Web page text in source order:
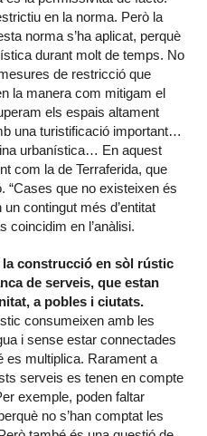
en la norma. Però la
norma s’ha aplicat, perquè
durant molt de temps. No
de restricció que
la manera com mitigam el
els espais altament
una turistificació important…
urbanística… En aquest
com la de Terraferida, que
“Cases que no existeixen és
contingut més d’entitat
coincidim en l’anàlisi.
construcció en sòl rústic
de serveis, que estan
a pobles i ciutats.
consumeixen amb les
i sense estar connectades
es multiplica. Rarament a
serveis es tenen en compte
exemple, poden faltar
no s’han comptat les